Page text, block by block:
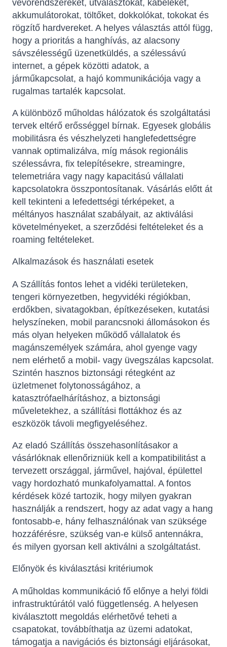
vevőrendszereket, útválasztókat, kábeleket,
akkumulátorokat, töltőket, dokkolókat, tokokat és
rögzítő hardvereket. A helyes választás attól függ,
hogy a prioritás a hanghívás, az alacsony
sávszélességű üzenetküldés, a szélessávú
internet, a gépek közötti adatok, a
járműkapcsolat, a hajó kommunikációja vagy a
rugalmas tartalék kapcsolat.
A különböző műholdas hálózatok és szolgáltatási
tervek eltérő erősséggel bírnak. Egyesek globális
mobilitásra és vészhelyzeti hanglefedettségre
vannak optimalizálva, míg mások regionális
szélessávra, fix telepítésekre, streamingre,
telemetriára vagy nagy kapacitású vállalati
kapcsolatokra összpontosítanak. Vásárlás előtt át
kell tekinteni a lefedettségi térképeket, a
méltányos használat szabályait, az aktiválási
követelményeket, a szerződési feltételeket és a
roaming feltételeket.
Alkalmazások és használati esetek
A Szállítás fontos lehet a vidéki területeken,
tengeri környezetben, hegyvidéki régiókban,
erdőkben, sivatagokban, építkezéseken, kutatási
helyszíneken, mobil parancsnoki állomásokon és
más olyan helyeken működő vállalatok és
magánszemélyek számára, ahol gyenge vagy
nem elérhető a mobil- vagy üvegszálas kapcsolat.
Szintén hasznos biztonsági rétegként az
üzletmenet folytonosságához, a
katasztrófaelhárításhoz, a biztonsági
műveletekhez, a szállítási flottákhoz és az
eszközök távoli megfigyeléséhez.
Az eladó Szállítás összehasonlításakor a
vásárlóknak ellenőrizniük kell a kompatibilitást a
tervezett országgal, járművel, hajóval, épülettel
vagy hordozható munkafolyamattal. A fontos
kérdések közé tartozik, hogy milyen gyakran
használják a rendszert, hogy az adat vagy a hang
fontosabb-e, hány felhasználónak van szüksége
hozzáférésre, szükség van-e külső antennákra,
és milyen gyorsan kell aktiválni a szolgáltatást.
Előnyök és kiválasztási kritériumok
A műholdas kommunikáció fő előnye a helyi földi
infrastruktúrától való függetlenség. A helyesen
kiválasztott megoldás elérhetõvé teheti a
csapatokat, továbbíthatja az üzemi adatokat,
támogatja a navigációs és biztonsági eljárásokat,